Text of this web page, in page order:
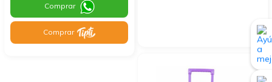
Comprar
Comprar